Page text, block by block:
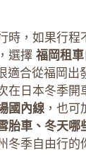
時，如果行程
選擇 福岡租
適合從福岡
在日本冬季
國內線 ，也可
胎車、冬天
冬季自由行的